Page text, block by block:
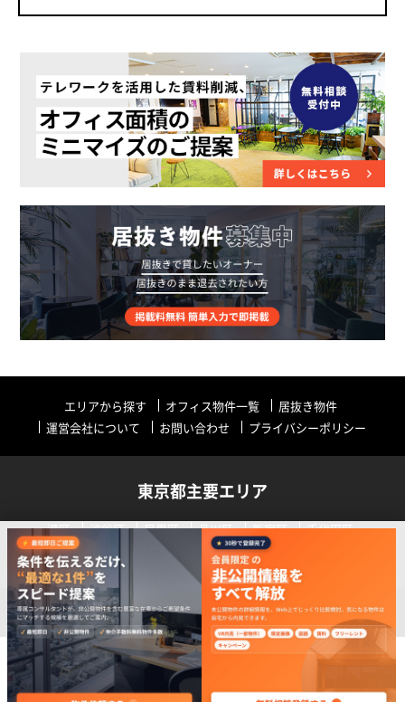
リストに追加
最大10件 詳細情報・内覧希望はこちら
エリアから探す オフィス物件一覧
居抜き物件
運営会社について
お問い合わせ プライバシーポリシー
東京都主要エリア
港区 渋谷区 目黒区 品川区 新宿区
千代田区
世田谷区 中野区
Copyright (C) Tokyo Work Place 2019 All Rights Reserved.